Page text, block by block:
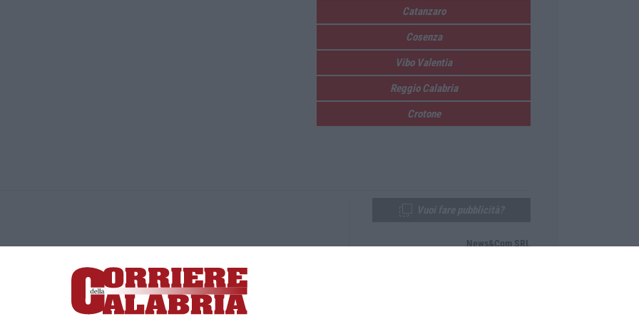
Catanzaro
Cosenza
Vibo Valentia
Reggio Calabria
Crotone
Lamezia Terme (CZ)
responsabile Paola Militano |Privacy
News&Com SRL